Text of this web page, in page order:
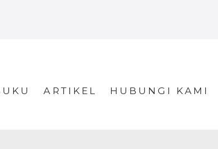
ARTIKEL HUBUNGI KAMI